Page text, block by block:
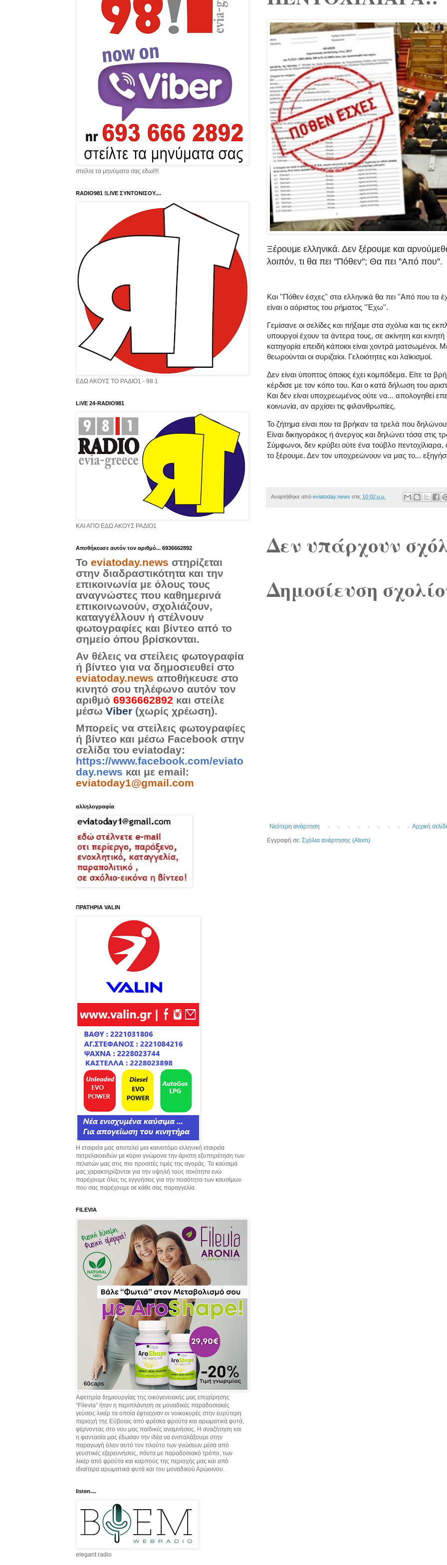
Ξέρουμε ελληνικά. Δεν ξέρουμε και
λοιπόν, τι θα πει ''Πόθεν''; Θα πει ''Από που''.
Και ''Πόθεν έσχες'' στα ελληνικά θα πει ''Από που τα
είναι ο αόριστος του ρήματος ''Έχω''.
Γεμίσανε οι σελίδες και πήξαμε στα σχόλια και τις
υπουργοί έχουν τα άντερα τους, σε ακίνητη και
κατηγορία επειδή κάποιοι είναι χοντρά ματσωμένοι.
θεωρούνται οι συριζαίοι. Γελοιότητες και λαϊκισμοί.
Δεν είναι ύποπτος όποιος έχει κομπόδεμα. Είτε τα
κέρδισε με τον κόπο του. Και ο κατά δήλωση του
Και δεν είναι υποχρεωμένος ούτε να... απολογηθεί
κοινωνία, αν αρχίσει τις φιλανθρωπίες.
Το ζήτημα είναι που τα βρήκαν τα τρελά που
Είναι δικηγοράκος ή άνεργος και δηλώνει τόσα στις
Σύμφωνοι, δεν κρύβει ούτε ένα τούβλο
το ξέρουμε. Δεν τον υποχρεώνουν να μας το...
Αναρτήθηκε από eviatoday.news στις 10:02 μ.μ.
Δεν υπάρχουν
Δημοσίευση
Νεότερη ανάρτηση
Αρχική
Εγγραφή σε: Σχόλια ανάρτησης (Atom)
στείλτε τα μηνύματα σας εδω!!!!
RADIO981 !LIVE ΣΥΝΤΟΝΙΣΟΥ....
ΕΔΩ ΑΚΟΥΣ ΤΟ ΡΑΔΙΟ1 - 98.1
LiVE 24-RADIO981
ΚΑΙ ΑΠΟ ΕΔΩ ΑΚΟΥΣ ΡΑΔΙΟ1
Aποθήκευσε αυτόν τον αριθμό... 6936662892
Το eviatoday.news στηρίζεται
στην διαδραστικότητα και την
επικοινωνία με όλους τους
αναγνώστες που καθημερινά
επικοινωνούν, σχολιάζουν,
καταγγέλλουν ή στέλνουν
φωτογραφίες και βίντεο από το
σημείο όπου βρίσκονται.
Αν θέλεις να στείλεις φωτογραφία
ή βίντεο για να δημοσιευθεί στο
eviatoday.news αποθήκευσε στο
κινητό σου τηλέφωνο αυτόν τον
αριθμό 6936662892 και στείλε
μέσω Viber (χωρίς χρέωση).
Μπορείς να στείλεις φωτογραφίες
ή βίντεο και μέσω Facebook στην
σελίδα του eviatoday:
https://www.facebook.com/eviato
day.news και με email:
eviatoday1@gmail.com
αλληλογραφία
ΠΡΑΤΗΡΙΑ VALIN
Η εταιρεία μας αποτελεί μια καινοτόμο ελληνική εταιρεία
πετρελαιοειδών με κύριο γνώμονα την άριστη εξυπηρέτηση των
πελατών μας στις πιο προσιτές τιμές της αγοράς. Τα καύσιμά
μας χαρακτηρίζονται για την υψηλή τους ποιότητα ενώ
παρέχουμε όλες τις εγγυήσεις για την ποσότητα των καυσίμων
που σας παρέχουμε σε κάθε σας παραγγελία.
FILEVIA
Αφετηρία δημιουργίας της οικογενειακής μας επιχείρησης
“Filevia” ήταν η περιπλάνηση σε μοναδικές παραδοσιακές
γεύσεις λικέρ τα οποία έφτιαχναν οι νοικοκυρές στην ευρύτερη
περιοχή της Εύβοιας από φρέσκα φρούτα και αρωματικά φυτά,
φέρνοντας στο νου μας παιδικές αναμνήσεις. Η αναζήτηση και
η φαντασία μας έδωσαν την ιδέα να ενσταλάξουμε στην
παραγωγή όλον αυτό τον πλούτο των γνώσεων μέσα από
γευστικές εξερευνήσεις, πάντα με παραδοσιακό τρόπο, των
λικέρ από φρούτα και καρπούς της περιοχής μας και από
ιδιαίτερα αρωματικά φυτά και του μοναδικού Αρώοινου.
listen....
elegant radio